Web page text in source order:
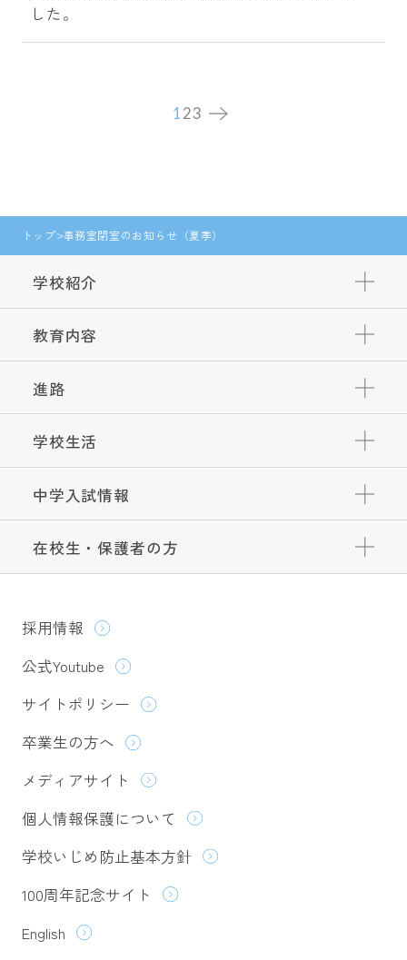
した。
123
トップ 事務室閉室のお知らせ（夏季）
学校紹介
教育内容
進路
学校生活
中学入試情報
在校生・保護者の方
採用情報
公式Youtube
サイトポリシー
卒業生の方へ
メディアサイト
個人情報保護について
学校いじめ防止基本方針
100周年記念サイト
English